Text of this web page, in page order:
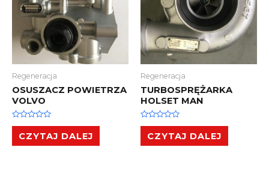
Regeneracja
OSUSZACZ POWIETRZA
VOLVO
Oceniono
na
5
CZYTAJ DALEJ
Regeneracja
TURBOSPRĘŻARKA
HOLSET MAN
Oceniono
na
5
CZYTAJ DALEJ